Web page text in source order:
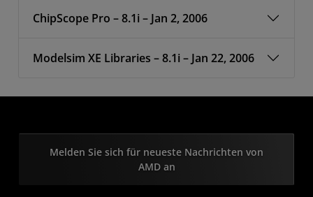
ChipScope Pro – 8.1i – Jan 2, 2006
Modelsim XE Libraries – 8.1i – Jan 22, 2006
Melden Sie sich für neueste Nachrichten von
AMD an